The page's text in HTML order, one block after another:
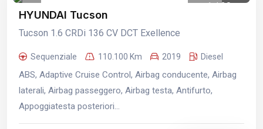
1 /20
HYUNDAI Tucson
Tucson 1.6 CRDi 136 CV DCT Exellence
Sequenziale 110.100 Km 2019 Diesel
ABS, Adaptive Cruise Control, Airbag conducente, Airbag
laterali, Airbag passeggero, Airbag testa, Antifurto,
Appoggiatesta posteriori...